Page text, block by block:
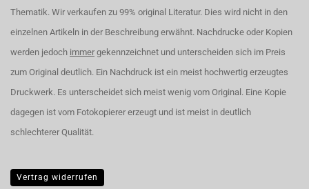
Thematik. Wir verkaufen zu 99% original Literatur. Dies wird nicht in den
einzelnen Artikeln in der Beschreibung erwähnt. Nachdrucke oder Kopien
werden jedoch immer gekennzeichnet und unterscheiden sich im Preis
zum Original deutlich. Ein Nachdruck ist ein meist hochwertig erzeugtes
Druckwerk. Es unterscheidet sich meist wenig vom Original. Eine Kopie
dagegen ist vom Fotokopierer erzeugt und ist meist in deutlich
schlechterer Qualität.
Vertrag widerrufen